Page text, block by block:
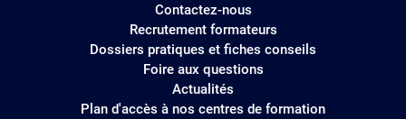
Contactez-nous
Recrutement formateurs
Dossiers pratiques et fiches conseils
Foire aux questions
Actualités
Plan d'accès à nos centres de formation